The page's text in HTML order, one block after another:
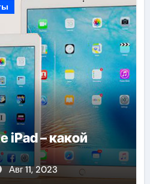
iPad – какой
Авг 11, 2023